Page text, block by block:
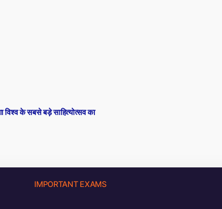
विश्व के सबसे बड़े साहित्योत्सव का
IMPORTANT EXAMS